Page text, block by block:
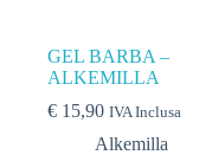
GEL BARBA –
ALKEMILLA
€ 15,90 IVA Inclusa
Alkemilla